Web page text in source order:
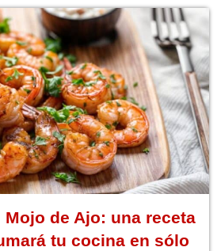
Mojo de Ajo: una receta
tu cocina en sólo